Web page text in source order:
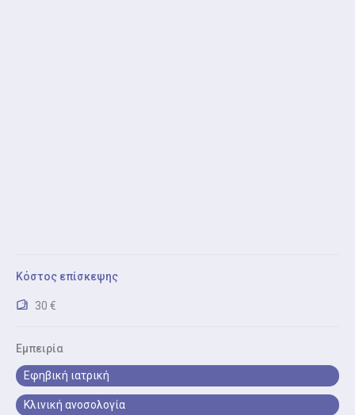
Κόστος επίσκεψης
30 €
Εμπειρία
Εφηβική ιατρική
Κλινική ανοσολογία